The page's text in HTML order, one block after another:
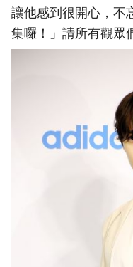
讓他感到很開心，不
集囉！」請所有觀眾